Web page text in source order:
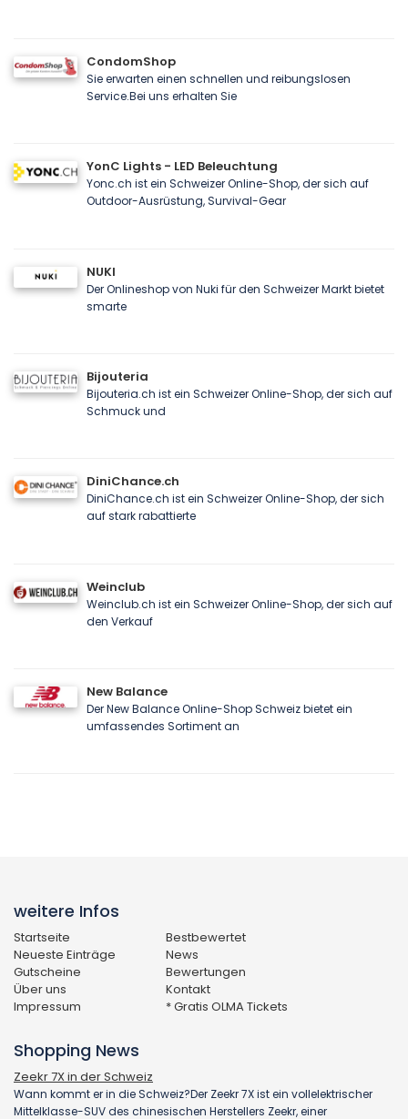
CondomShop
Sie erwarten einen schnellen und reibungslosen
Service.Bei uns erhalten Sie
YonC Lights - LED Beleuchtung
Yonc.ch ist ein Schweizer Online-Shop, der sich auf
Outdoor-Ausrüstung, Survival-Gear
NUKI
Der Onlineshop von Nuki für den Schweizer Markt bietet
smarte
Bijouteria
Bijouteria.ch ist ein Schweizer Online-Shop, der sich auf
Schmuck und
DiniChance.ch
DiniChance.ch ist ein Schweizer Online-Shop, der sich
auf stark rabattierte
Weinclub
Weinclub.ch ist ein Schweizer Online-Shop, der sich auf
den Verkauf
New Balance
Der New Balance Online-Shop Schweiz bietet ein
umfassendes Sortiment an
weitere Infos
Startseite
Bestbewertet
Neueste Einträge
News
Gutscheine
Bewertungen
Über uns
Kontakt
Impressum
* Gratis OLMA Tickets
Shopping News
Zeekr 7X in der Schweiz
Wann kommt er in die Schweiz?Der Zeekr 7X ist ein vollelektrischer
Mittelklasse-SUV des chinesischen Herstellers Zeekr, einer